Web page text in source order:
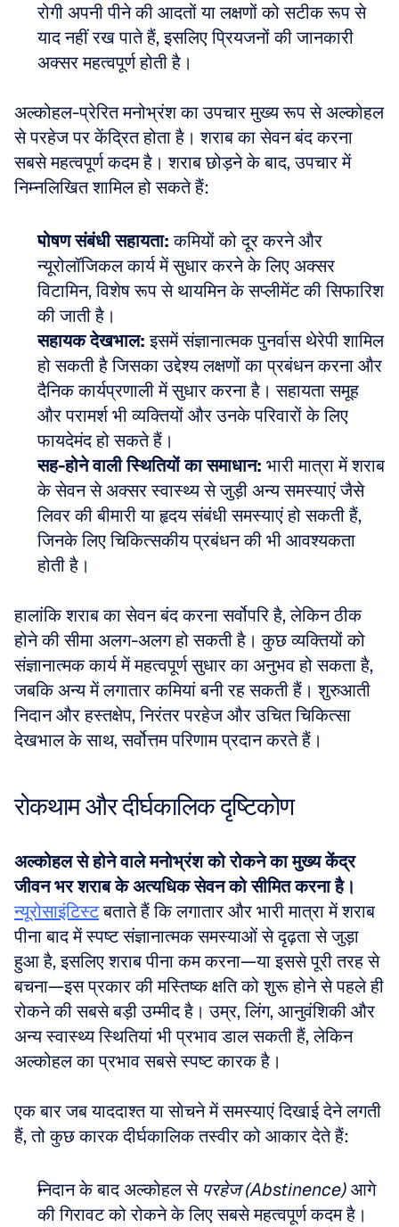
रोगी अपनी पीने की आदतों या लक्षणों को सटीक रूप से
याद नहीं रख पाते हैं, इसलिए प्रियजनों की जानकारी
अक्सर महत्वपूर्ण होती है।
अल्कोहल-प्रेरित मनोभ्रंश का उपचार मुख्य रूप से अल्कोहल
से परहेज पर केंद्रित होता है। शराब का सेवन बंद करना
सबसे महत्वपूर्ण कदम है। शराब छोड़ने के बाद, उपचार में
निम्नलिखित शामिल हो सकते हैं:
पोषण संबंधी सहायता: कमियों को दूर करने और
न्यूरोलॉजिकल कार्य में सुधार करने के लिए अक्सर
विटामिन, विशेष रूप से थायमिन के सप्लीमेंट की सिफारिश
की जाती है।
सहायक देखभाल: इसमें संज्ञानात्मक पुनर्वास थेरेपी शामिल
हो सकती है जिसका उद्देश्य लक्षणों का प्रबंधन करना और
दैनिक कार्यप्रणाली में सुधार करना है। सहायता समूह
और परामर्श भी व्यक्तियों और उनके परिवारों के लिए
फायदेमंद हो सकते हैं।
सह-होने वाली स्थितियों का समाधान: भारी मात्रा में शराब
के सेवन से अक्सर स्वास्थ्य से जुड़ी अन्य समस्याएं जैसे
लिवर की बीमारी या हृदय संबंधी समस्याएं हो सकती हैं,
जिनके लिए चिकित्सकीय प्रबंधन की भी आवश्यकता
होती है।
हालांकि शराब का सेवन बंद करना सर्वोपरि है, लेकिन ठीक
होने की सीमा अलग-अलग हो सकती है। कुछ व्यक्तियों को
संज्ञानात्मक कार्य में महत्वपूर्ण सुधार का अनुभव हो सकता है,
जबकि अन्य में लगातार कमियां बनी रह सकती हैं। शुरुआती
निदान और हस्तक्षेप, निरंतर परहेज और उचित चिकित्सा
देखभाल के साथ, सर्वोत्तम परिणाम प्रदान करते हैं।
रोकथाम और दीर्घकालिक दृष्टिकोण
अल्कोहल से होने वाले मनोभ्रंश को रोकने का मुख्य केंद्र
जीवन भर शराब के अत्यधिक सेवन को सीमित करना है।
न्यूरोसाइंटिस्ट बताते हैं कि लगातार और भारी मात्रा में शराब
पीना बाद में स्पष्ट संज्ञानात्मक समस्याओं से दृढ़ता से जुड़ा
हुआ है, इसलिए शराब पीना कम करना—या इससे पूरी तरह से
बचना—इस प्रकार की मस्तिष्क क्षति को शुरू होने से पहले ही
रोकने की सबसे बड़ी उम्मीद है। उम्र, लिंग, आनुवंशिकी और
अन्य स्वास्थ्य स्थितियां भी प्रभाव डाल सकती हैं, लेकिन
अल्कोहल का प्रभाव सबसे स्पष्ट कारक है।
एक बार जब याददाश्त या सोचने में समस्याएं दिखाई देने लगती
हैं, तो कुछ कारक दीर्घकालिक तस्वीर को आकार देते हैं:
निदान के बाद अल्कोहल से परहेज (Abstinence) आगे
की गिरावट को रोकने के लिए सबसे महत्वपूर्ण कदम है।